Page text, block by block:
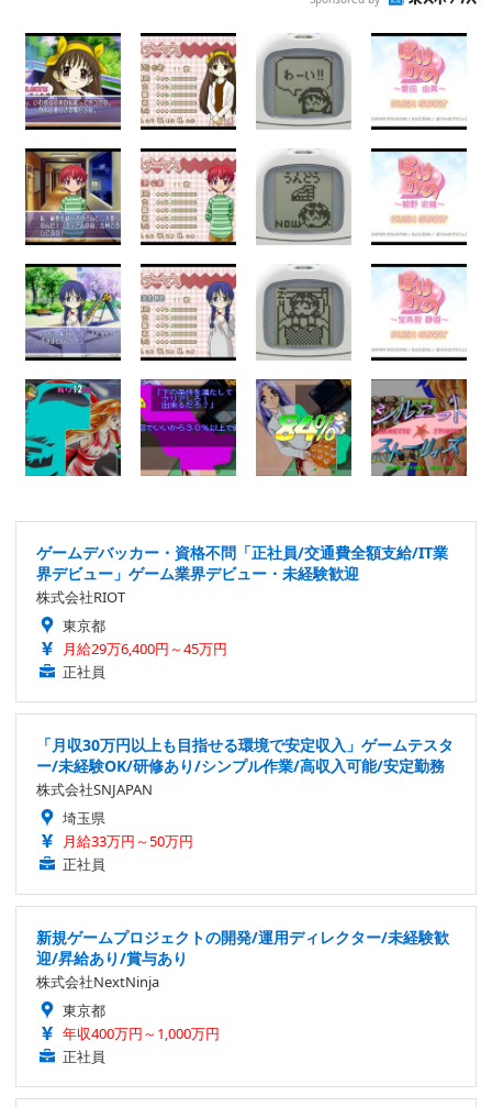
ゲームデバッカー・資格不問「正社員/交通費全額支給/IT業
界デビュー」ゲーム業界デビュー・未経験歓迎
株式会社RIOT
東京都
月給29万6,400円～45万円
正社員
「月収30万円以上も目指せる環境で安定収入」ゲームテスタ
ー/未経験OK/研修あり/シンプル作業/高収入可能/安定勤務
株式会社SNJAPAN
埼玉県
月給33万円～50万円
正社員
新規ゲームプロジェクトの開発/運用ディレクター/未経験歓
迎/昇給あり/賞与あり
株式会社NextNinja
東京都
年収400万円～1,000万円
正社員